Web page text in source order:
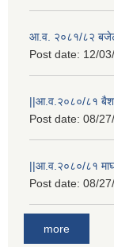
आ.व. २०८१/८२ बजेट
Post date: 12/
||आ.व.२०८०/८१
Post date: 08/
||आ.व.२०८०/८१
Post date: 08/
more